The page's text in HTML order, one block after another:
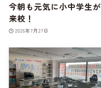
今朝も元気に小中学生が
来校！
2026年7月27日